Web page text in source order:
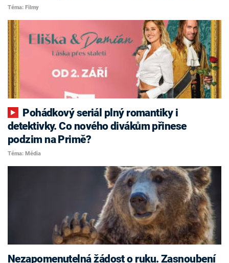
Téma: Filmy
detektivky. Co nového divákům přinese
podzim na Primě?
Téma: Média
Nezapomenutelná žádost o ruku. Zasnoubení